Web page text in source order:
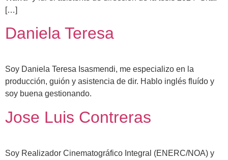
[…]
Daniela Teresa
Soy Daniela Teresa Isasmendi, me especializo en la
producción, guión y asistencia de dir. Hablo inglés fluído y
soy buena gestionando.
Jose Luis Contreras
Soy Realizador Cinematográfico Integral (ENERC/NOA) y